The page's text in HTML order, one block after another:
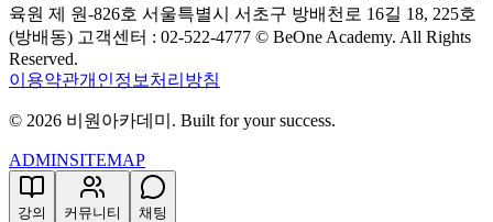
육원 제 원-826호 서울특별시 서초구 방배천로 16길 18, 225호
(방배동) 고객센터 : 02-522-4777 © BeOne Academy. All Rights
Reserved.
이용약관개인정보처리방침
© 2026 비원아카데미 . Built for your success.
ADMINSITEMAP
강의 커뮤니티 채팅